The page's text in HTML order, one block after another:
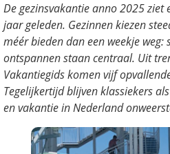
De gezinsvakantie anno 2025
jaar geleden. Gezinnen kiezen
méér bieden dan een weekje weg:
ontspannen staan centraal. Uit
Vakantiegids komen vijf
Tegelijkertijd blijven klassiekers
en vakantie in Nederland